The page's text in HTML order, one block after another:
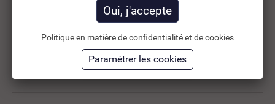
141,17 €
Ajouter au panier
Politique en matière de confidentialité et de cookies